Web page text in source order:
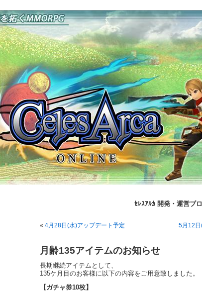
ｾﾚｽｱﾙｶ 開発・運営ブ
« 4月28日(水)アップデート予定 5月12日
月齢135アイテムのお知らせ
長期継続アイテムとして、
135ケ月目のお客様に以下の内容をご用意致しました。
【ガチャ券10枚】